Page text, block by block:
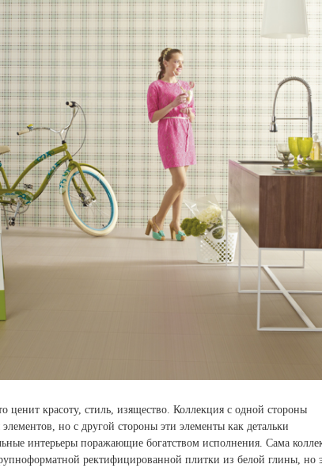
ценит красоту, стиль, изящество. Коллекция с одной стороны
но с другой стороны эти элементы как детальки
интерьеры поражающие богатством исполнения. Сама
ректифицированной плитки из белой глины, но